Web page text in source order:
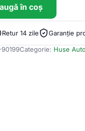
în coș
Retur 14 zile Garanție
Categorie: Huse